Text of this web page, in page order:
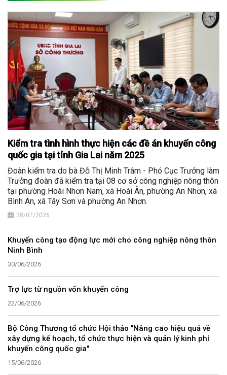
Kiểm tra tình hình thực hiện các đề án khuyến công
quốc gia tại tỉnh Gia Lai năm 2025
Đoàn kiểm tra do bà Đỗ Thị Minh Trâm - Phó Cục Trưởng làm
Trưởng đoàn đã kiểm tra tại 08 cơ sở công nghiệp nông thôn
tại phường Hoài Nhơn Nam, xã Hoài Ân, phường An Nhơn, xã
Bình An, xã Tây Sơn và phường An Nhơn.
28/07/2026
Khuyến công tạo động lực mới cho công nghiệp nông thôn
Ninh Bình
30/06/2026
Trợ lực từ nguồn vốn khuyến công
22/06/2026
Bộ Công Thương tổ chức Hội thảo "Nâng cao hiệu quả về
xây dựng kế hoạch, tổ chức thực hiện và quản lý kinh phí
khuyến công quốc gia"
15/06/2026